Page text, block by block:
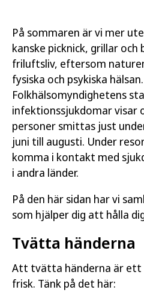
På sommaren är vi mer
kanske picknick, grillar och
friluftsliv, eftersom
fysiska och psykiska hälsan.
Folkhälsomyndighetens
infektionssjukdomar visar
personer smittas just
juni till augusti. Under
komma i kontakt med
i andra länder.
På den här sidan har vi
som hjälper dig att hålla
Tvätta händerna
Att tvätta händerna är ett
frisk. Tänk på det här: